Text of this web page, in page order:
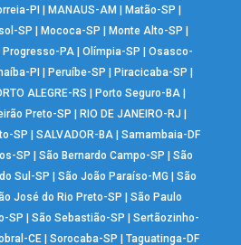
PI MANAUS-AM Matão-SP
SP Mococa-SP Monte Alto-SP
Progresso-PA |Olímpia-SP |Osasco-
PI Peruíbe-SP Piracicaba-SP
ALEGRE-RS Porto Seguro-BA
Preto-SP RIO DE JANEIRO-RJ
SP SALVADOR-BA| Samambaia-DF
SP |São Bernardo Campo-SP |São
Sul-SP |São João Paraíso-MG |São
José do Rio Preto-SP |São Paulo
SP |São Sebastião-SP |Sertãozinho-
CE |Sorocaba-SP |Taguatinga-DF